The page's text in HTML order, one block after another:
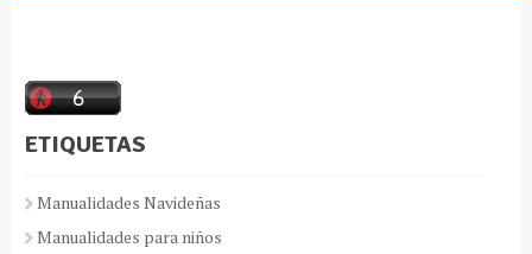
ETIQUETAS
Manualidades Navideñas
Manualidades para niños